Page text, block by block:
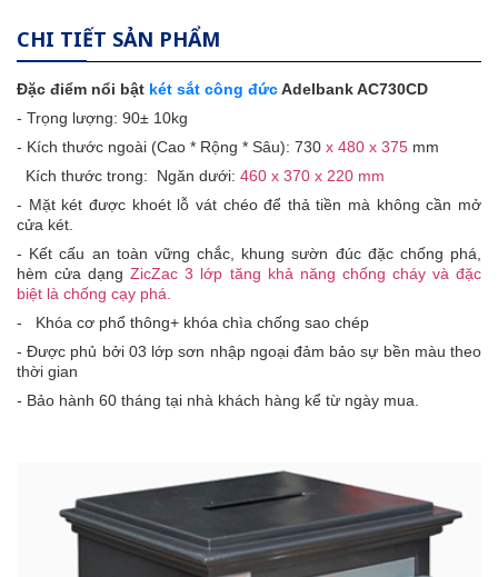
CHI TIẾT SẢN PHẨM
Đặc điểm nổi bật két sắt công đứcAdelbank AC730CD
- Trọng lượng: 90± 10kg
- Kích thước ngoài (Cao * Rộng * Sâu): 730 x 480 x 375 mm
Kích thước trong: Ngăn dưới: 460 x 370 x 220 mm
- Mặt két được khoét lỗ vát chéo để thả tiền mà không cần mở
cửa két.
- Kết cấu an toàn vững chắc, khung s­ườn đúc đặc chống phá,
hèm cửa dạngZicZac 3 lớp tăng khả năng chống cháy và đặc
biệt là chống cạy phá.
- Khóa cơ phổ thông+ khóa chìa chống sao chép
- Được phủ bởi 03 lớp sơn nhập ngoại đảm bảo sự bền màu theo
thời gian
- Bảo hành 60 tháng tại nhà khách hàng kể từ ngày mua.